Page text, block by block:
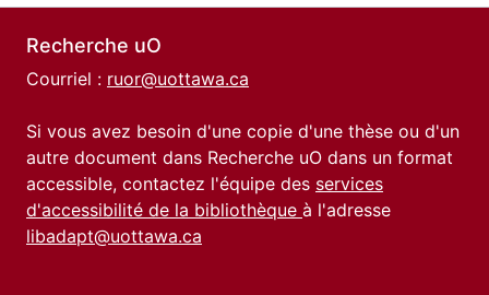
Recherche uO
Courriel : ruor@uottawa.ca
Si vous avez besoin d'une copie d'une thèse ou d'un
autre document dans Recherche uO dans un format
accessible, contactez l'équipe des services
d'accessibilité de la bibliothèque à l'adresse
libadapt@uottawa.ca